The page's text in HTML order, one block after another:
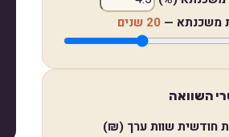
משכנתא — 20 שנים
השוואה
חודשית שוות ערך (₪)